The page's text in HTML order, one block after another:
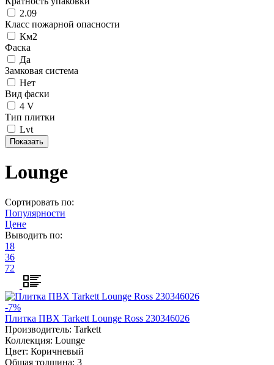
2.09
Класс пожарной опасности
Км2
Фаска
Да
Замковая система
Нет
Вид фаски
4 V
Тип плитки
Lvt
Lounge
Сортировать по:
Популярности
Цене
Выводить по:
18
36
72
-7%
Плитка ПВХ Tarkett Lounge Ross 230346026
Производитель: Tarkett
Коллекция: Lounge
Цвет: Коричневый
Общая толщина: 3